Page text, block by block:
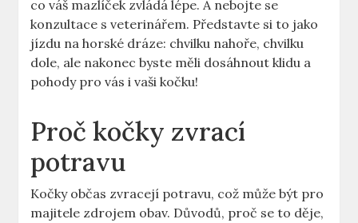
co váš mazlíček zvládá lépe. A nebojte se
konzultace s veterinářem. Představte si to jako
jízdu na horské dráze: chvilku nahoře, chvilku
dole, ale nakonec byste měli dosáhnout klidu a
pohody pro vás i vaši kočku!
Proč kočky zvrací
potravu
Kočky občas zvracejí potravu, což může být pro
majitele zdrojem obav. Důvodů, proč se to děje,